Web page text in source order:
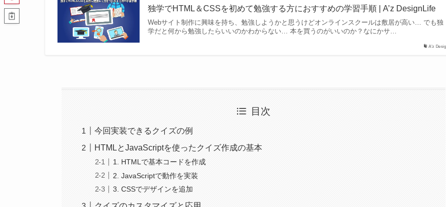
A'z
独学でHTML＆CSSを初めて勉強する方におすすめの学習手順 | A’z DesignLife
Webサイト制作に興味を持ち、勉強しようかと思うけどオンラインスクールは敷居が高い… でも独
学だと何から勉強したらいいのかわからない… 本を買うのがいいのか？なにかサ…